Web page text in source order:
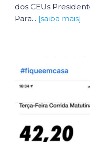
dos CEUs
Para... [saiba mais]